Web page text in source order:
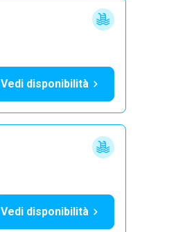
Vedi disponibilità
Vedi disponibilità